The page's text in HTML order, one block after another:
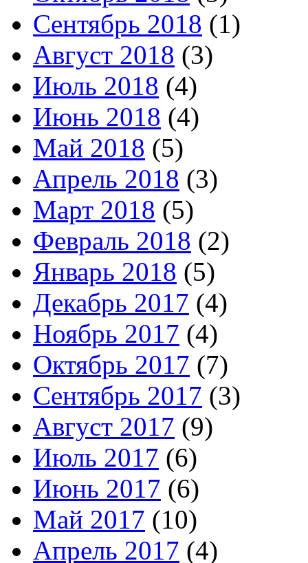
Сентябрь 2018 (1)
Август 2018 (3)
Июль 2018 (4)
Июнь 2018 (4)
Май 2018 (5)
Апрель 2018 (3)
Март 2018 (5)
Февраль 2018 (2)
Январь 2018 (5)
Декабрь 2017 (4)
Ноябрь 2017 (4)
Октябрь 2017 (7)
Сентябрь 2017 (3)
Август 2017 (9)
Июль 2017 (6)
Июнь 2017 (6)
Май 2017 (10)
Апрель 2017 (4)